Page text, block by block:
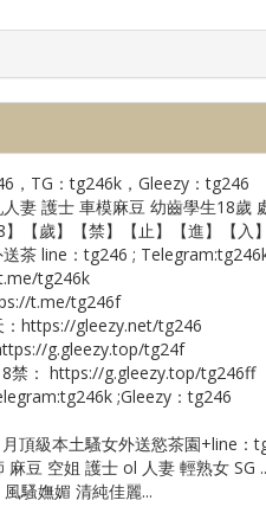
，TG：tg246k，Gleezy：tg246
妻 護士 車模麻豆 幼齒學生18歲
】【歲】【禁】【止】【進】【入】
送茶 line：tg246 ;
tg246k
t.me/tg246f
：https://gleezy.net/tg246
g.gleezy.top/tg24f
禁： https://g.gleezy.top/tg246ff
;Gleezy：tg246
頂級本土騷女外送慾茶園+line：
豆 空姐 護士 ol 人妻 輕熟女 SG
騷嫵媚 清純佳麗...